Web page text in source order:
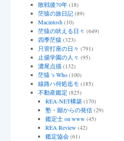
敗戦後70年(18)
茫猿の旅日記(89)
Macintosh(10)
茫猿の吠える日々 (649)
四季茫猿 (323)
只管打座の日々 (791)
止揚学園の人々 (95)
濃尾点描(132)
茫猿 's Who(100)
線路ハ何処迄モ (185)
不動産鑑定 (825)
REA-NET構築(170)
塾・鄙からの発信(29)
鑑定士 on www(45)
REA Review(42)
鑑定協会(61)